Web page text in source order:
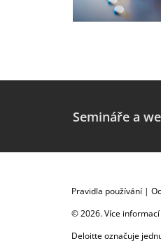
Semináře a
Pravidla používání |
© 2026. Více
Deloitte označuje